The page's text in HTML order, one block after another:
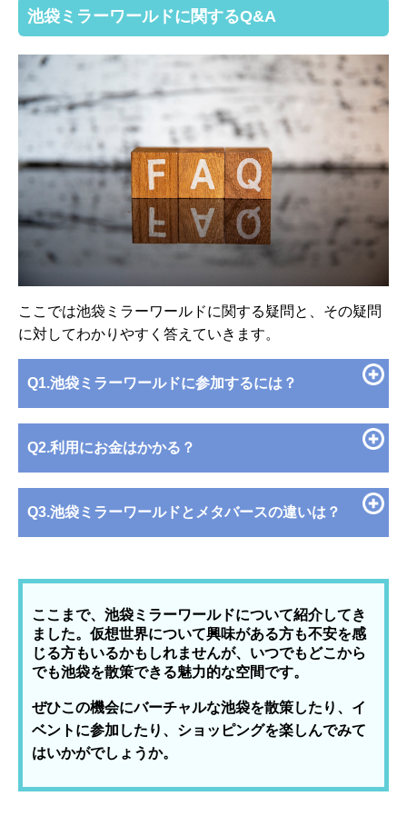
池袋ミラーワールドに関するQ&A
ここでは池袋ミラーワールドに関する疑問と、その疑問
に対してわかりやすく答えていきます。
Q1.池袋ミラーワールドに参加するには？
Q2.利用にお金はかかる？
Q3.池袋ミラーワールドとメタバースの違いは？
ここまで、池袋ミラーワールドについて紹介してき
ました。仮想世界について興味がある方も不安を感
じる方もいるかもしれませんが、いつでもどこから
でも池袋を散策できる魅力的な空間です。
ぜひこの機会にバーチャルな池袋を散策したり、イ
ベントに参加したり、ショッピングを楽しんでみて
はいかがでしょうか。